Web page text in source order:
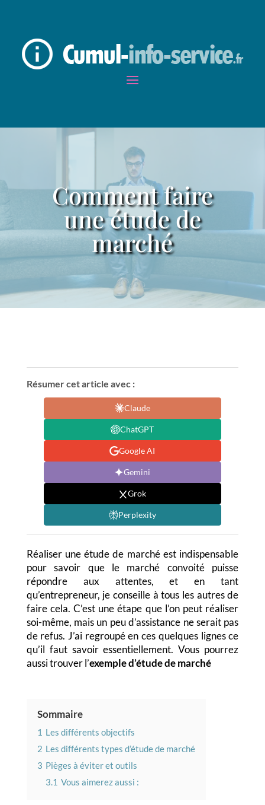
Comment faire
une étude de
marché
Résumer cet article avec :
Claude
ChatGPT
Google AI
Gemini
Grok
Perplexity
Réaliser une étude de marché est indispensable
pour savoir que le marché convoité puisse
répondre aux attentes, et en tant
qu’entrepreneur, je conseille à tous les autres de
faire cela. C’est une étape que l’on peut réaliser
soi-même, mais un peu d’assistance ne serait pas
de refus. J’ai regroupé en ces quelques lignes ce
qu’il faut savoir essentiellement. Vous pourrez
aussi trouver l’exemple d’étude de marché
Sommaire
1 Les différents objectifs
2 Les différents types d’étude de marché
3 Pièges à éviter et outils
3.1 Vous aimerez aussi :